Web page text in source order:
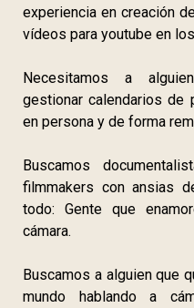
experiencia en creación
vídeos para youtube en
Necesitamos a
gestionar calendarios de
en persona y de forma
Buscamos
filmmakers con ansias
todo: Gente que
cámara.
Buscamos a alguien que
mundo hablando a